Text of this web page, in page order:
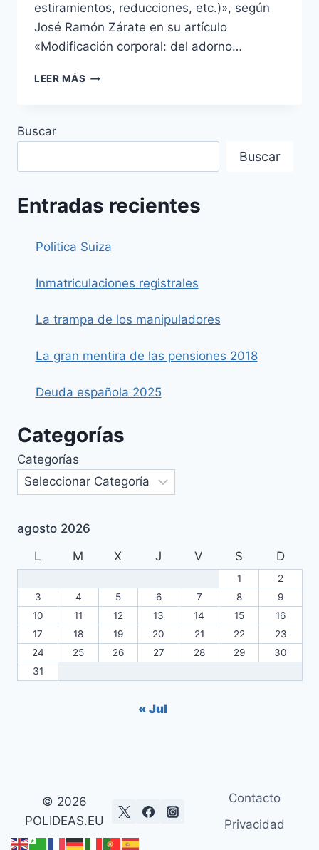
estiramientos, reducciones, etc.)», según
José Ramón Zárate en su artículo
«Modificación corporal: del adorno…
LEER MÁS LO
CORPORALES.
Buscar
Buscar
Entradas recientes
Politica Suiza
Inmatriculaciones registrales
La trampa de los manipuladores
La gran mentira de las pensiones 2018
Deuda española 2025
Categorías
Categorías
agosto 2026
L
M X J V S D
1
2
3
4 5 6 7 8
9
10
11 12 13 14 15
16
17
18 19 20 21 22
23
24
25 26 27 28 29
30
31
« Jul
© 2026
POLIDEAS.EU
Contacto
Privacidad